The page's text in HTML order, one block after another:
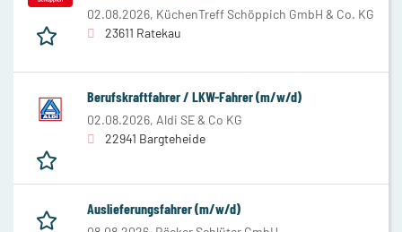
02.08.2026, KüchenTreff Schöppich GmbH & Co. KG
23611 Ratekau
Berufskraftfahrer / LKW-Fahrer (m/w/d)
02.08.2026, Aldi SE & Co KG
22941 Bargteheide
Auslieferungsfahrer (m/w/d)